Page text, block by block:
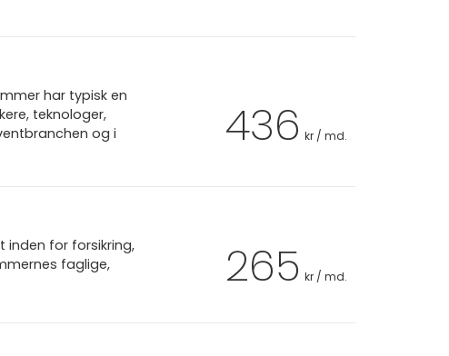
har typisk en
teknologer,
og i
436 kr / md.
for forsikring,
faglige,
265 kr / md.